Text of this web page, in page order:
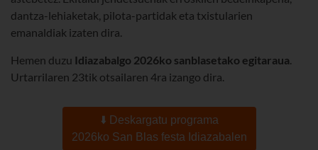
dantza-lehiaketak, pilota-partidak eta txistularien
emanaldiak izaten dira.
Hemen duzu Idiazabalgo 2026ko sanblasetako egitaraua.
Urtarrilaren 23tik otsailaren 4ra izango dira.
⬇️ Deskargatu programa
2026ko San Blas festa Idiazabalen